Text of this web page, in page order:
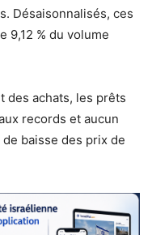
Désaisonnalisés, ces
9,12 % du volume
des achats, les prêts
records et aucun
de baisse des prix de